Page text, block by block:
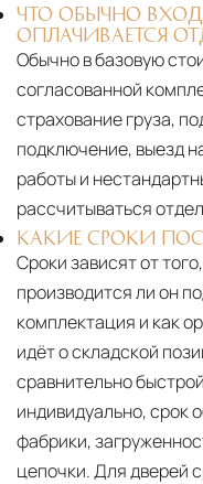
ЧТО ОБЫЧНО
ОПЛАЧИВАЕТСЯ
Обычно в базовую
согласованной
страхование груза,
подключение, выезд
работы и
рассчитываться
КАКИЕ СРОКИ
Сроки зависят от
производится ли он
комплектация и как
идёт о складской
сравнительно
индивидуально, срок
фабрики,
цепочки. Для дверей